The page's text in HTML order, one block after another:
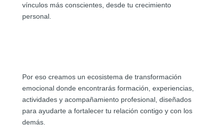
vínculos más conscientes, desde tu crecimiento
personal.
Por eso creamos un ecosistema de transformación
emocional donde encontrarás formación, experiencias,
actividades y acompañamiento profesional, diseñados
para ayudarte a fortalecer tu relación contigo y con los
demás.